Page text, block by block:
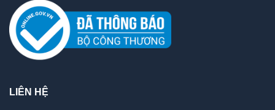
LIÊN HỆ